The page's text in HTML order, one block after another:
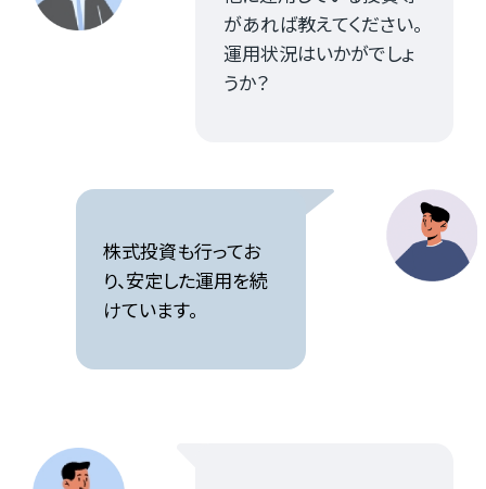
があれば教えてください。
運用状況はいかがでしょ
うか？
株式投資も行ってお
り、安定した運用を続
けています。